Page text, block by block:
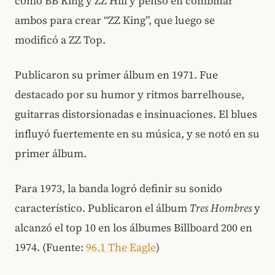
ambos para crear “ZZ King”, que luego se
modificó a ZZ Top.
Publicaron su primer álbum en 1971. Fue
destacado por su humor y ritmos barrelhouse,
guitarras distorsionadas e insinuaciones. El blues
influyó fuertemente en su música, y se notó en su
primer álbum.
Para 1973, la banda logró definir su sonido
característico. Publicaron el álbum Tres Hombresy
alcanzó el top 10 en los álbumes Billboard 200 en
1974. (Fuente: 96.1 The Eagle)